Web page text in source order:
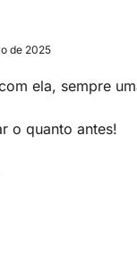
de 2025
ela, sempre
o quanto antes!